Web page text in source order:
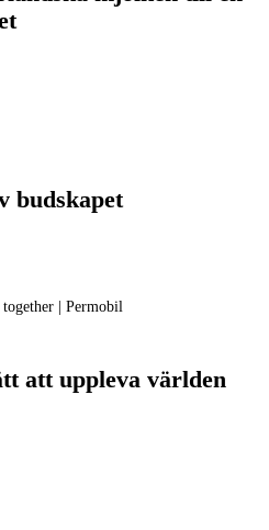
budskapet
| Permobil
att uppleva världen